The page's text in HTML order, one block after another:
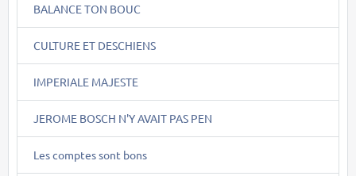
BALANCE TON BOUC
CULTURE ET DESCHIENS
IMPERIALE MAJESTE
JEROME BOSCH N'Y AVAIT PAS PEN
Les comptes sont bons